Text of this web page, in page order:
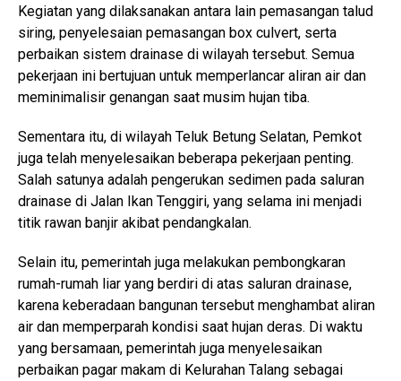
Kegiatan yang dilaksanakan antara lain pemasangan talud
siring, penyelesaian pemasangan box culvert, serta
perbaikan sistem drainase di wilayah tersebut. Semua
pekerjaan ini bertujuan untuk memperlancar aliran air dan
meminimalisir genangan saat musim hujan tiba.
Sementara itu, di wilayah Teluk Betung Selatan, Pemkot
juga telah menyelesaikan beberapa pekerjaan penting.
Salah satunya adalah pengerukan sedimen pada saluran
drainase di Jalan Ikan Tenggiri, yang selama ini menjadi
titik rawan banjir akibat pendangkalan.
Selain itu, pemerintah juga melakukan pembongkaran
rumah-rumah liar yang berdiri di atas saluran drainase,
karena keberadaan bangunan tersebut menghambat aliran
air dan memperparah kondisi saat hujan deras. Di waktu
yang bersamaan, pemerintah juga menyelesaikan
perbaikan pagar makam di Kelurahan Talang sebagai